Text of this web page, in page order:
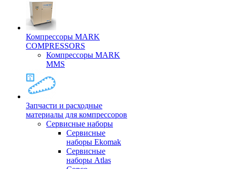
Компрессоры MARK
COMPRESSORS
Компрессоры MARK
MMS
Запчасти и расходные
материалы для компрессоров
Cервисные наборы
Сервисные
наборы Ekomak
Cервисные
наборы Atlas